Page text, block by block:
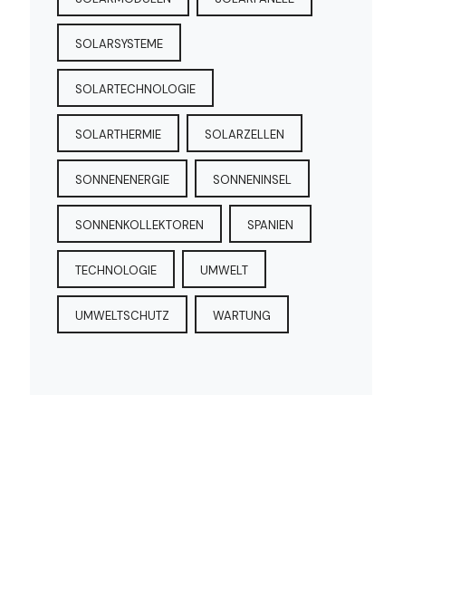
SOLARSYSTEME
SOLARTECHNOLOGIE
SOLARTHERMIE SOLARZELLEN
SONNENENERGIE SONNENINSEL
SONNENKOLLEKTOREN SPANIEN
TECHNOLOGIE UMWELT
UMWELTSCHUTZ WARTUNG